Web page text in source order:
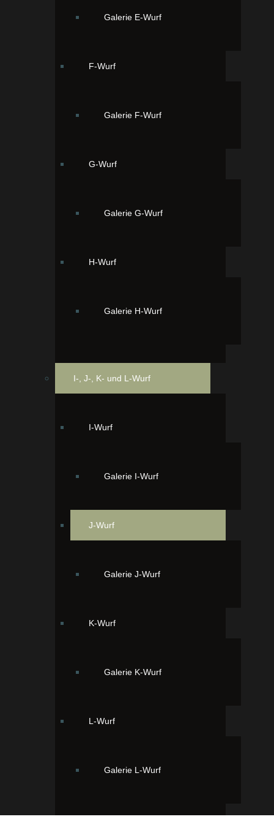
Galerie E-Wurf
F-Wurf
Galerie F-Wurf
G-Wurf
Galerie G-Wurf
H-Wurf
Galerie H-Wurf
I-, J-, K- und L-Wurf
I-Wurf
Galerie I-Wurf
J-Wurf
Galerie J-Wurf
K-Wurf
Galerie K-Wurf
L-Wurf
Galerie L-Wurf